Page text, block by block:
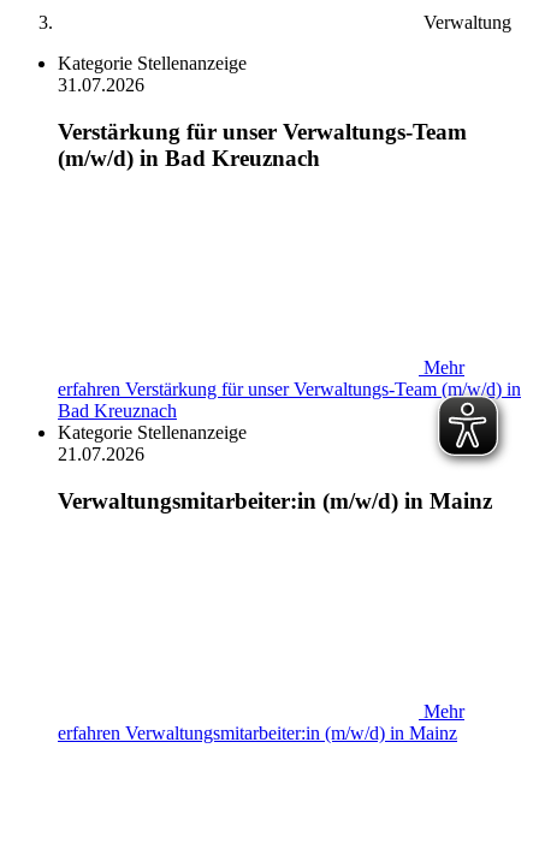
Verwaltung
Kategorie Stellenanzeige
31.07.2026
Verstärkung für unser Verwaltungs-Team
(m/w/d) in Bad Kreuznach
Mehr
erfahren Verstärkung für unser Verwaltungs-Team (m/w/d) in
Bad Kreuznach
Kategorie Stellenanzeige
21.07.2026
Verwaltungsmitarbeiter:in (m/w/d) in Mainz
Mehr
erfahren Verwaltungsmitarbeiter:in (m/w/d) in Mainz